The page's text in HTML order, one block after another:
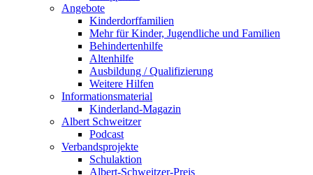
Angebote
Kinderdorffamilien
Mehr für Kinder, Jugendliche und Familien
Behindertenhilfe
Altenhilfe
Ausbildung / Qualifizierung
Weitere Hilfen
Informationsmaterial
Kinderland-Magazin
Albert Schweitzer
Podcast
Verbandsprojekte
Schulaktion
Albert-Schweitzer-Preis